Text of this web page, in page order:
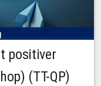
positiver
(TT-QP)